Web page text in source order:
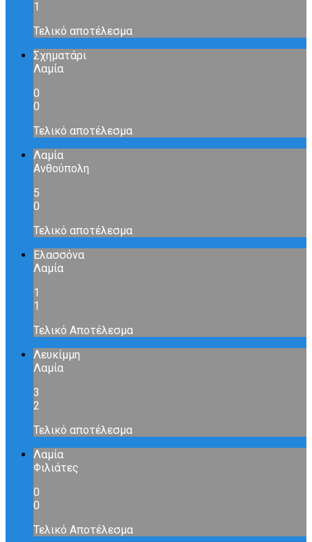
1
Τελικό αποτέλεσμα
Σχηματάρι
Λαμία
0
0
Τελικό αποτέλεσμα
Λαμία
Ανθούπολη
5
0
Τελικό αποτέλεσμα
Ελασσόνα
Λαμία
1
1
Τελικό Αποτέλεσμα
Λευκίμμη
Λαμία
3
2
Τελικό αποτέλεσμα
Λαμία
Φιλιάτες
0
0
Τελικό Αποτέλεσμα